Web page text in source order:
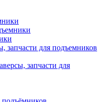
запчасти для подъемников
запчасти для